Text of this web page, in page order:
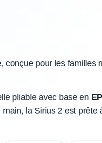
pour les familles
pliable avec base en
la Sirius 2 est